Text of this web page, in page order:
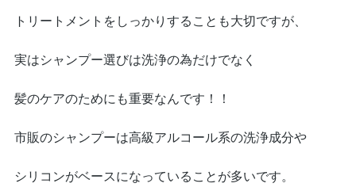
トリートメントをしっかりすることも大切ですが、
実はシャンプー選びは洗浄の為だけでなく
髪のケアのためにも重要なんです！！
市販のシャンプーは高級アルコール系の洗浄成分や
シリコンがベースになっていることが多いです。